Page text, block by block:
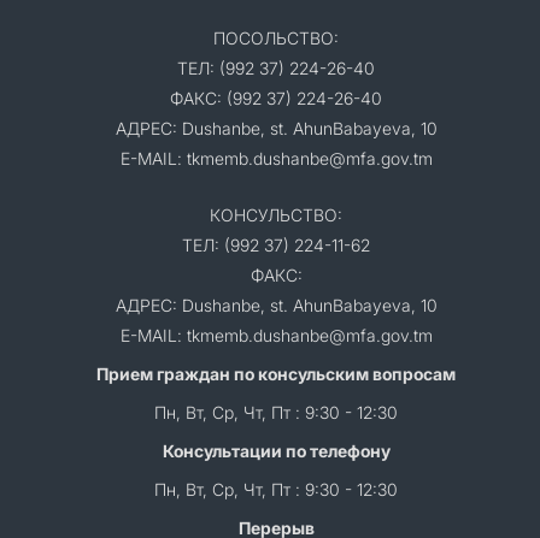
ПОСОЛЬСТВО:
ТЕЛ: (992 37) 224-26-40
ФАКС: (992 37) 224-26-40
АДРЕС: Dushanbe, st. AhunBabayeva, 10
E-MAIL: tkmemb.dushanbe@mfa.gov.tm
КОНСУЛЬСТВО:
ТЕЛ: (992 37) 224-11-62
ФАКС:
АДРЕС: Dushanbe, st. AhunBabayeva, 10
E-MAIL: tkmemb.dushanbe@mfa.gov.tm
Прием граждан по консульским вопросам
Пн, Вт, Ср, Чт, Пт : 9:30 - 12:30
Консультации по телефону
Пн, Вт, Ср, Чт, Пт : 9:30 - 12:30
Перерыв